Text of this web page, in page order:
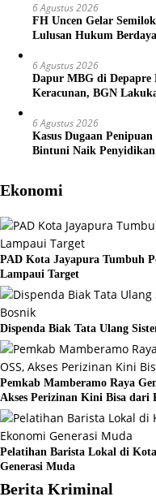
6 Agustus 2026
FH Uncen Gelar
Lulusan Hukum
6 Agustus 2026
Dapur MBG di Depapre
Keracunan, BGN
6 Agustus 2026
Kasus Dugaan
Bintuni Naik Penyidikan
Ekonomi
PAD Kota Jayapura Tumbuh
Lampaui Target
Dispenda Biak Tata Ulang
Pemkab Mamberamo Raya
Akses Perizinan Kini Bisa dari
Pelatihan Barista Lokal di
Generasi Muda
Berita Kriminal